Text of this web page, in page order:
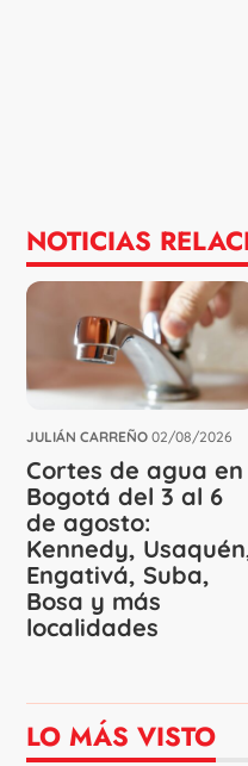
NOTICIAS
JULIÁN CARREÑO 02/08/2026
Cortes de agua en
Bogotá del 3 al 6
de agosto:
Kennedy,
Engativá, Suba,
Bosa y más
localidades
LO MÁS VISTO